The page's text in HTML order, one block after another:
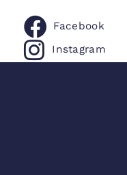
Facebook
Instagram